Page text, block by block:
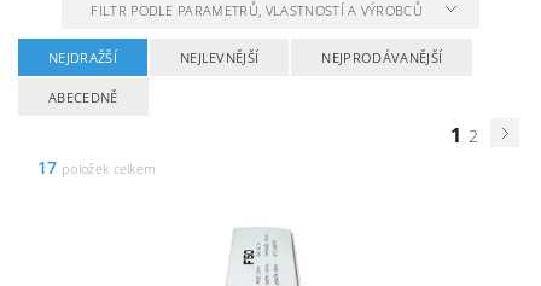
FILTR PODLE PARAMETRŮ, VLASTNOSTÍ A VÝROBCŮ
NEJDRAŽŠÍ NEJLEVNĚJŠÍ NEJPRODÁVANĚJŠÍ
ABECEDNĚ
1 2
17 položek celkem